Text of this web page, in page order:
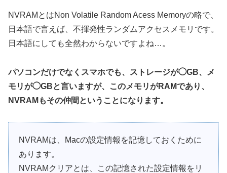
NVRAMとはNon Volatile Random Acess Memoryの略で、
日本語で言えば、不揮発性ランダムアクセスメモリです。
日本語にしても全然わからないですよね…。
パソコンだけでなくスマホでも、ストレージが◯GB、メ
モリが◯GBと言いますが、このメモリがRAMであり、
NVRAMもその仲間ということになります。
NVRAMは、Macの設定情報を記憶しておくために
あります。
NVRAMクリアとは、この記憶された設定情報をリ